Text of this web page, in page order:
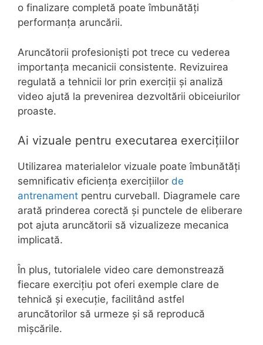
o finalizare completă poate îmbunătăți
performanța aruncării.
Aruncătorii profesioniști pot trece cu vederea
importanța mecanicii consistente. Revizuirea
regulată a tehnicii lor prin exerciții și analiză
video ajută la prevenirea dezvoltării obiceiurilor
proaste.
Ai vizuale pentru executarea exercițiilor
Utilizarea materialelor vizuale poate îmbunătăți
semnificativ eficiența exercițiilor de
antrenament pentru curveball. Diagramele care
arată prinderea corectă și punctele de eliberare
pot ajuta aruncătorii să vizualizeze mecanica
implicată.
În plus, tutorialele video care demonstrează
fiecare exercițiu pot oferi exemple clare de
tehnică și execuție, facilitând astfel
aruncătorilor să urmeze și să reproducă
mișcările.